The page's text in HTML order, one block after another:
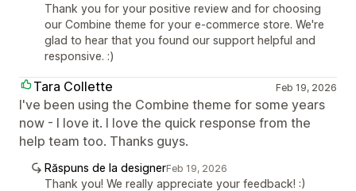
Thank you for your positive review and for choosing
our Combine theme for your e-commerce store. We're
glad to hear that you found our support helpful and
responsive. :)
Tara Collette Feb 19, 2026
I've been using the Combine theme for some years
now - I love it. I love the quick response from the
help team too. Thanks guys.
Răspuns de la designerFeb 19, 2026
Thank you! We really appreciate your feedback! :)